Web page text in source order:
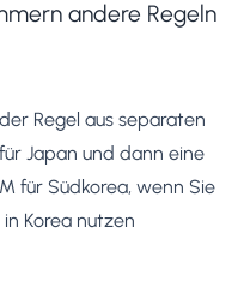
andere Regeln
Regel aus separaten
Japan und dann eine
für Südkorea, wenn Sie
Korea nutzen